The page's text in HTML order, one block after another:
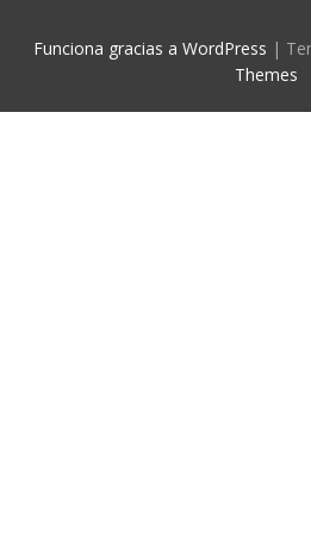
Funciona gracias a WordPress |
Themes